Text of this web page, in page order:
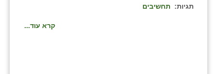
תגיות: תחשיבים
קרא עוד...